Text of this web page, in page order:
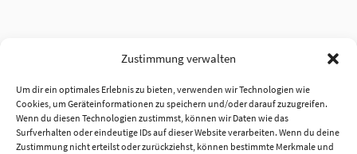
Zustimmung verwalten
Um dir ein optimales Erlebnis zu bieten, verwenden wir Technologien wie
Cookies, um Geräteinformationen zu speichern und/oder darauf zuzugreifen.
Wenn du diesen Technologien zustimmst, können wir Daten wie das
Surfverhalten oder eindeutige IDs auf dieser Website verarbeiten. Wenn du deine
Zustimmung nicht erteilst oder zurückziehst, können bestimmte Merkmale und